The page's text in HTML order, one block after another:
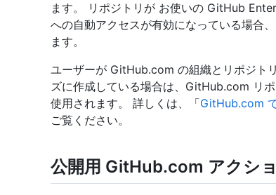
ます。 リポジトリが お使いの GitHub
への自動アクセスが有効になっている場
ます。
ユーザーが GitHub.com の組織とリポジト
ズに作成している場合は、GitHub.com リ
使用されます。 詳しくは、「GitHub.com
ご覧ください。
公開用 GitHub.com アクシ